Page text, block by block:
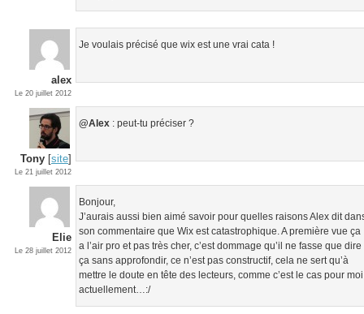
alex
Le 20 juillet 2012
Je voulais précisé que wix est une vrai cata !
Tony [site]
Le 21 juillet 2012
@Alex : peut-tu préciser ?
Elie
Le 28 juillet 2012
Bonjour,
J’aurais aussi bien aimé savoir pour quelles raisons Alex dit
son commentaire que Wix est catastrophique. A première vue ça
a l’air pro et pas très cher, c’est dommage qu’il ne fasse que dire
ça sans approfondir, ce n’est pas constructif, cela ne sert qu’à
mettre le doute en tête des lecteurs, comme c’est le cas pour moi
actuellement…:/